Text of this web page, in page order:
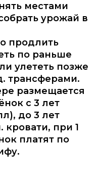
местами
урожай в
продлить
по раньше
улететь позже
трансферами.
размещается
с 3 лет
до 3 лет
кровати, при 1
платят по